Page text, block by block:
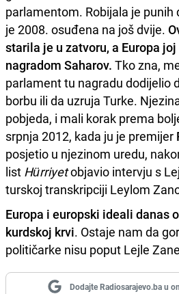
parlamentom. Robijala je punih
je 2008. osuđena na još dvije.
starila je u zatvoru, a Europa
nagradom Saharov. Tko zna,
parlament tu nagradu dodijelio
borbu ili da uzruja Turke.
pobjeda, i mali korak prema
srpnja 2012, kada ju je premijer
posjetio u njezinom uredu,
list Hürriyetobjavio intervju s
turskoj transkripciji Leylom
Europa i europski ideali danas
kurdskoj krvi. Ostaje nam da
političarke nisu poput Lejle
Dodajte Radiosarajevo.ba u